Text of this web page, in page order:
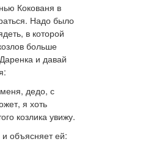
Кокованя в
Надо было
в которой
больше
и давай
дедо, с
я хоть
козлика увижу.
и объясняет ей: